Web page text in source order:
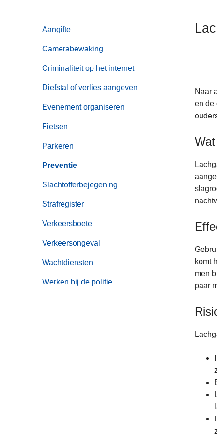
Aangifte
Camerabewaking
Criminaliteit op het internet
Diefstal of verlies aangeven
Evenement organiseren
Fietsen
Parkeren
Preventie
Slachtofferbejegening
Strafregister
Verkeersboete
Verkeersongeval
Wachtdiensten
Werken bij de politie
Naar
en de
komt
men
paar